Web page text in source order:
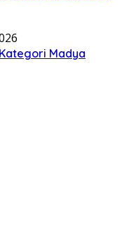
Madya